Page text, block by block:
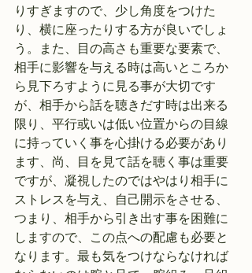
りすぎますので、少し角度をつけた
り、横に座ったりする方が良いでしょ
う。また、目の高さも重要な要素で、
相手に影響を与える時は高いところか
ら見下ろすように見る事が大切です
が、相手から話を聴きだす時は出来る
限り、平行或いは低い位置からの目線
に持っていく事を心掛ける必要があり
ます、尚、目を見て話を聴く事は重要
ですが、凝視したのではやはり相手に
ストレスを与え、自己開示をさせる、
つまり、相手から引き出す事を困難に
しますので、この点への配慮も必要と
なります。最も気をつけならなければ